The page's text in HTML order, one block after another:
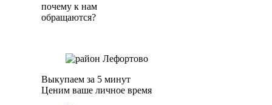
почему к нам
обращаются?
Выкупаем за 5 минут
Ценим ваше личное время